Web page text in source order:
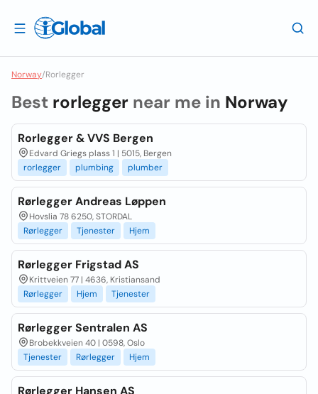
Norway/Rorlegger
Best rorlegger near me in Norway
Rorlegger & VVS Bergen
Edvard Griegs plass 1 | 5015, Bergen
rorlegger
plumbing plumber
Rørlegger Andreas Løppen
Hovslia 78 6250, STORDAL
Rørlegger
Tjenester Hjem
Rørlegger Frigstad AS
Krittveien 77 | 4636, Kristiansand
Rørlegger
Hjem Tjenester
Rørlegger Sentralen AS
Brobekkveien 40 | 0598, Oslo
Tjenester
Rørlegger Hjem
Rørlegger Hansen AS